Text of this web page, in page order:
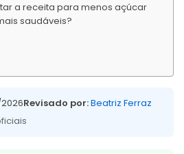
a receita para menos açúcar
saudáveis?
Revisado por:Beatriz Ferraz